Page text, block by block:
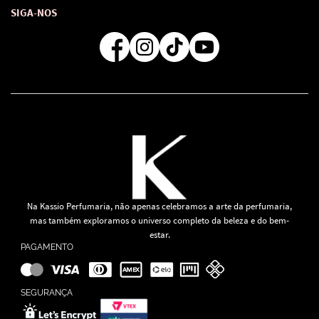
Formas de Pagamento
Regra de Frete Grátis
SIGA-NOS
Na Kassio Perfumaria, não apenas celebramos a arte da perfumaria,
mas também exploramos o universo completo da beleza e do bem-
estar.
PAGAMENTO
SEGURANÇA